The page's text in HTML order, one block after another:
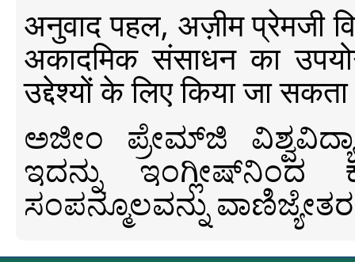
अनुवाद पहल, अज़ीम प्रेमजी
अकादमिक संसाधन का
उद्देश्यों के लिए किया जा
ಅಜೀಂ ಪ್ರೇಮ್‍ಜಿ
ಇದನ್ನು ಇಂಗ್ಲೀಷ್‍ನಿಂದ
ಸಂಪನ್ಮೂಲವನ್ನು